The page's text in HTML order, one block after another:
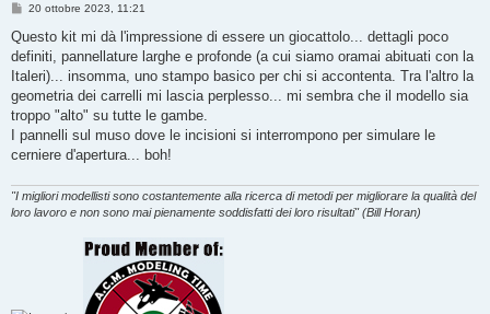
M
s
a
g
i
o
20 ottobre 2023, 11:21
Questo kit mi dà l'impressione di essere un giocattolo... dettagli poco
definiti, pannellature larghe e profonde (a cui siamo oramai abituati con la
Italeri)... insomma, uno stampo basico per chi si accontenta. Tra l'altro la
geometria dei carrelli mi lascia perplesso... mi sembra che il modello sia
troppo "alto" su tutte le gambe.
I pannelli sul muso dove le incisioni si interrompono per simulare le
cerniere d'apertura... boh!
"I migliori modellisti sono costantemente alla ricerca di metodi per migliorare la qualità del
loro lavoro e non sono mai pienamente soddisfatti dei loro risultati" (Bill Horan)